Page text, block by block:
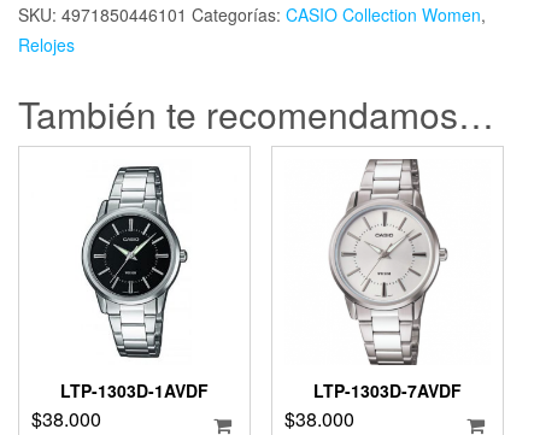
SKU: 4971850446101 Categorías: CASIO Collection Women,
Relojes
También te recomendamos…
LTP-1303D-1AVDF
$38.000
LTP-1303D-7AVDF
$38.000